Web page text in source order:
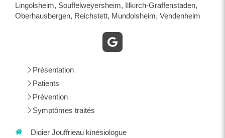
Lingolsheim, Souffelweyersheim, Illkirch-Graffenstaden,
Oberhausbergen, Reichstett, Mundolsheim, Vendenheim
Présentation
Patients
Prévention
Symptômes traités
Didier Jouffrieau kinésiologue